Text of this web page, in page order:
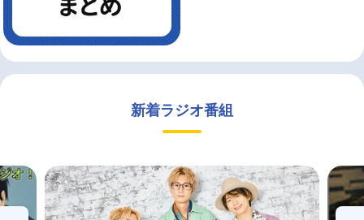
新着ラジオ番組